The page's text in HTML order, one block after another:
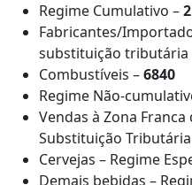
Regime Cumulativo –
Fabricantes/
substituição tributária
Combustíveis –6840
Regime Não-
Vendas à Zona Franca
Substituição
Cervejas – Regime
Demais bebidas –